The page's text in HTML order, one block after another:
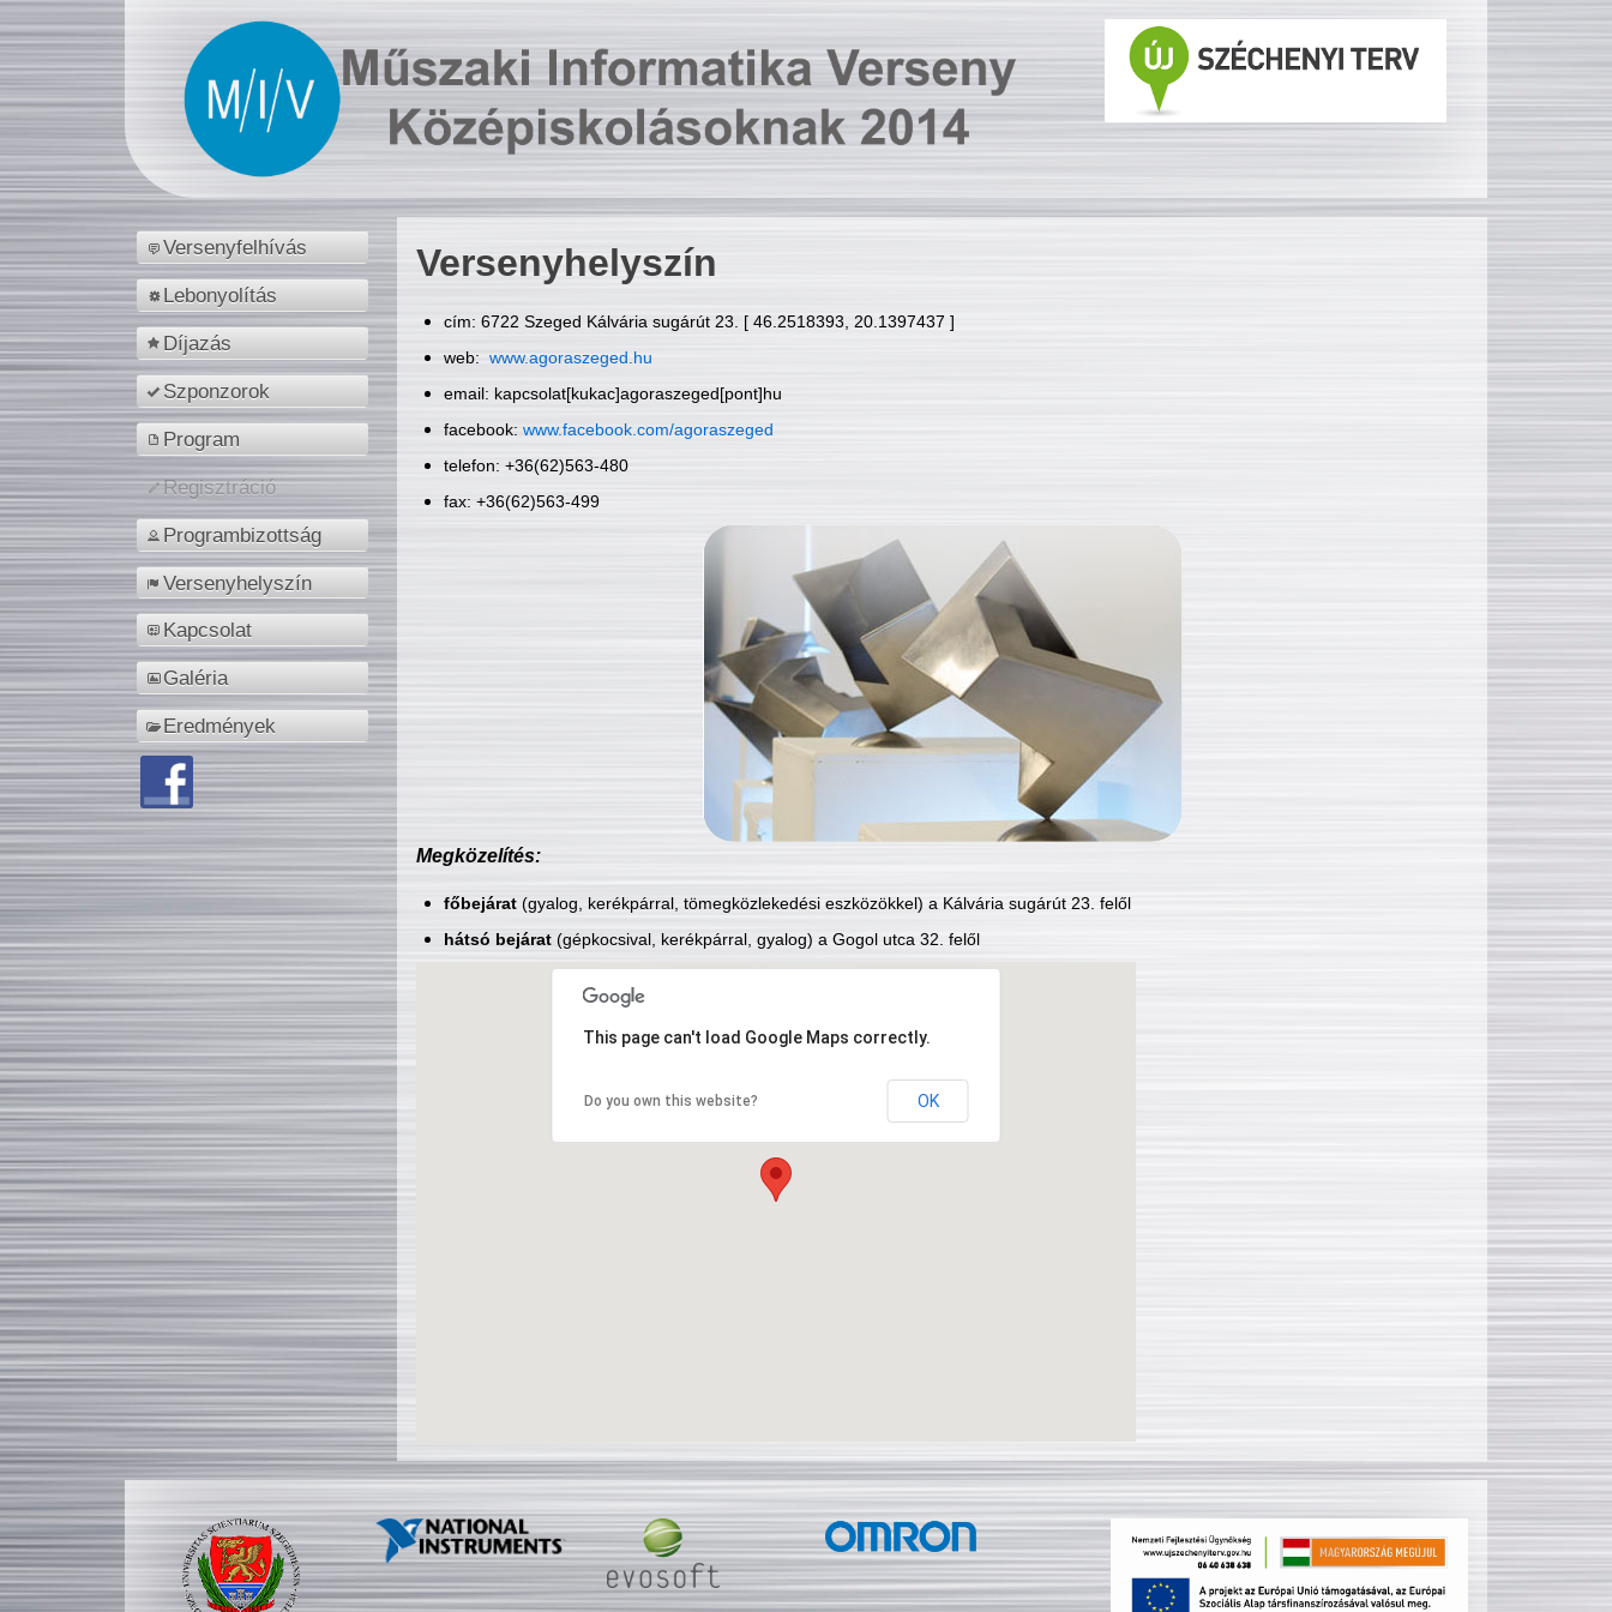
Versenyfelhívás
Lebonyolítás
Díjazás
Szponzorok
Program
Regisztráció
Programbizottság
Versenyhelyszín
Kapcsolat
Galéria
Eredmények
Versenyhelyszín
cím: 6722 Szeged Kálvária sugárút 23. [ 46.2518393, 20.1397437 ]
web: www.agoraszeged.hu
email: kapcsolat[kukac]agoraszeged[pont]hu
facebook: www.facebook.com/agoraszeged
telefon: +36(62)563-480
fax: +36(62)563-499
Megközelítés:
főbejárat(gyalog, kerékpárral, tömegközlekedési eszközökkel) a Kálvária sugárút 23. felől
hátsó bejárat(gépkocsival, kerékpárral, gyalog) a Gogol utca 32. felől
This page can't load Google Maps correctly.
Do you own this website? OK